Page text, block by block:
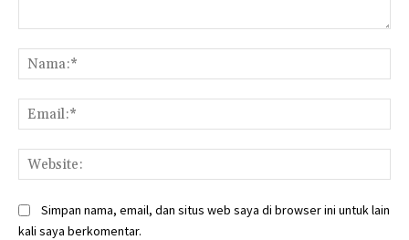
Simpan nama, email, dan situs web saya di browser ini untuk lain
kali saya berkomentar.